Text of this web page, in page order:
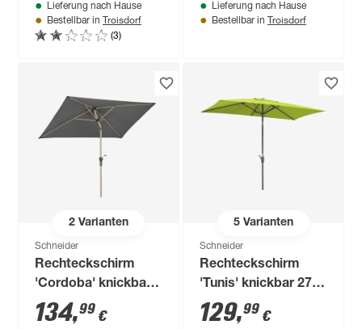
Lieferung nach Hause
Bestellbar in Troisdorf
(3)
Lieferung nach Hause
Bestellbar in Troisdorf
2Varianten
Schneider
Rechteckschirm
'Cordoba' knickbar
230 x 150 cm
134,99 €
5Varianten
Schneider
Rechteckschirm
'Tunis' knickbar 270
x 150 cm
129,99 €